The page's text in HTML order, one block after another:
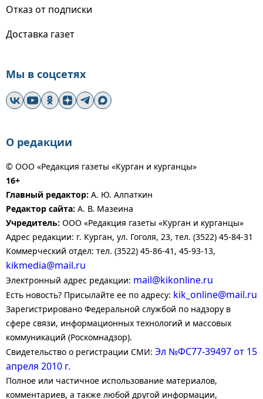
Отказ от подписки
Доставка газет
Мы в соцсетях
О редакции
© ООО «Редакция газеты «Курган и курганцы»
16+
Главный редактор: А. Ю. Алпаткин
Редактор сайта: А. В. Мазеина
Учредитель: ООО «Редакция газеты «Курган и курганцы»
Адрес редакции: г. Курган, ул. Гоголя, 23, тел. (3522) 45-84-31
Коммерческий отдел: тел. (3522) 45-86-41, 45-93-13,
kikmedia@mail.ru
Электронный адрес редакции: mail@kikonline.ru
Есть новость? Присылайте ее по адресу: kik_online@mail.ru
Зарегистрировано Федеральной службой по надзору в
сфере связи, информационных технологий и массовых
коммуникаций (Роскомнадзор).
Свидетельство о регистрации СМИ: Эл №ФС77-39497 от 15
апреля 2010 г.
Полное или частичное использование материалов,
комментариев, а также любой другой информации,